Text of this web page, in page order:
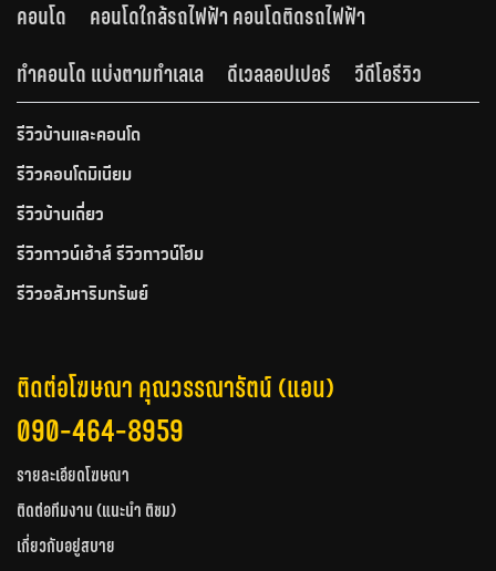
คอนโด
คอนโดใกล้รถไฟฟ้า คอนโดติดรถไฟฟ้า
ทำคอนโด แบ่งตามทำเลเล
ดีเวลลอปเปอร์ วีดีโอรีวิว
รีวิวบ้านและคอนโด
รีวิวคอนโดมิเนียม
รีวิวบ้านเดี่ยว
รีวิวทาวน์เฮ้าส์ รีวิวทาวน์โฮม
รีวิวอสังหาริมทรัพย์
ติดต่อโฆษณา คุณวรรณารัตน์ (แอน)
090-464-8959
รายละเอียดโฆษณา
ติดต่อทีมงาน (แนะนำ ติชม)
เกี่ยวกับอยู่สบาย